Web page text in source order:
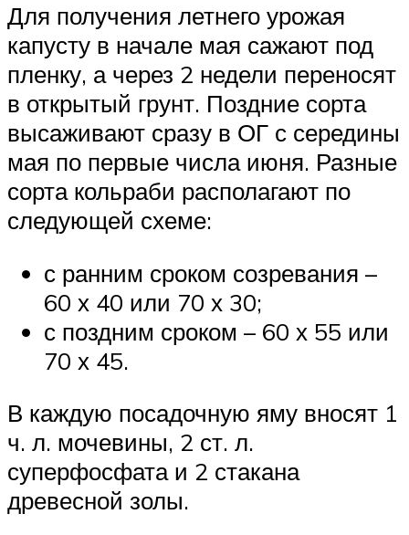
Для получения летнего урожая
капусту в начале мая сажают под
пленку, а через 2 недели переносят
в открытый грунт. Поздние сорта
высаживают сразу в ОГ с середины
мая по первые числа июня. Разные
сорта кольраби располагают по
следующей схеме:
с ранним сроком созревания –
60 х 40 или 70 х 30;
с поздним сроком – 60 х 55 или
70 х 45.
В каждую посадочную яму вносят 1
ч. л. мочевины, 2 ст. л.
суперфосфата и 2 стакана
древесной золы.